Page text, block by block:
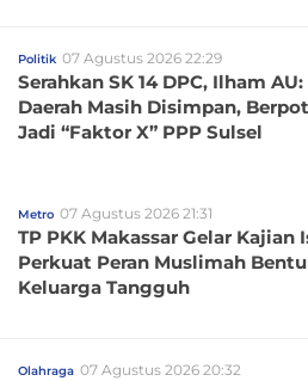
Politik 07 Agustus 2026 22:29
Serahkan SK 14 DPC, Ilham AU:
Daerah Masih Disimpan,
Jadi “Faktor X” PPP Sulsel
Metro 07 Agustus 2026 21:31
TP PKK Makassar Gelar Kajian
Perkuat Peran Muslimah
Keluarga Tangguh
Olahraga 07 Agustus 2026 20:32